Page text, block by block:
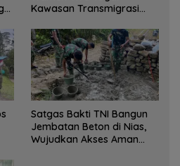
Kawasan Transmigrasi
Ke Pasar Global
Satgas Bakti TNI Bangun
Jembatan Beton di Nias,
Wujudkan Akses Aman